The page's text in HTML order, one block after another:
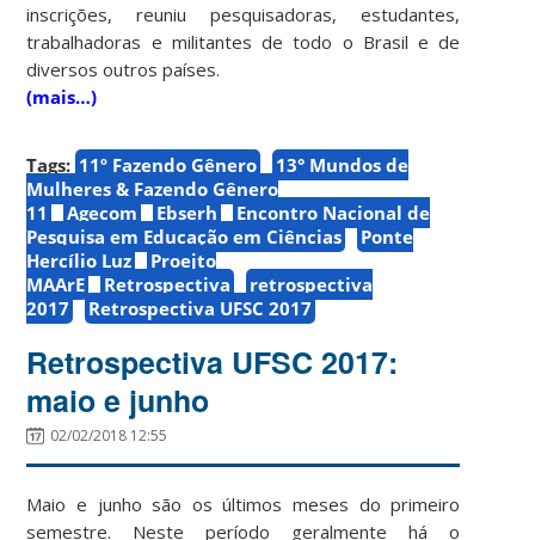
inscrições, reuniu pesquisadoras, estudantes,
trabalhadoras e militantes de todo o Brasil e de
diversos outros países.
(mais…)
Tags: 11º Fazendo Gênero
13° Mundos de
Mulheres & Fazendo Gênero
11
Agecom Ebserh
Encontro Nacional de
Pesquisa em Educação em Ciências
Ponte
Hercílio Luz
Proejto
MAArE
Retrospectiva
retrospectiva
2017
Retrospectiva UFSC 2017
Retrospectiva UFSC 2017:
maio e junho
02/02/2018 12:55
Maio e junho são os últimos meses do primeiro
semestre. Neste período geralmente há o